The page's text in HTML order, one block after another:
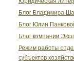
Блог Владимира
Блог Юлии
Блог компании
Режим работы
субъектов